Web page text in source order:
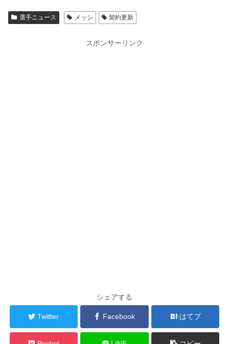
選手ニュース メッシ 契約更新
スポンサーリンク
シェアする
Twitter Facebook はてブ